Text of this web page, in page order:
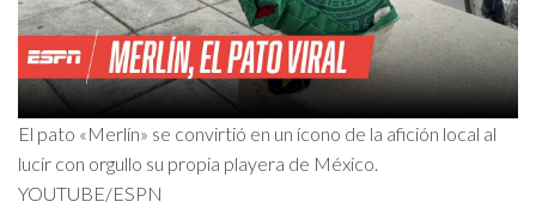
El pato «Merlín» se convirtió en un ícono de la afición local al
lucir con orgullo su propia playera de México.
YOUTUBE/ESPN